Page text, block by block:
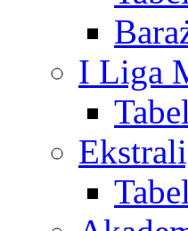
I Liga